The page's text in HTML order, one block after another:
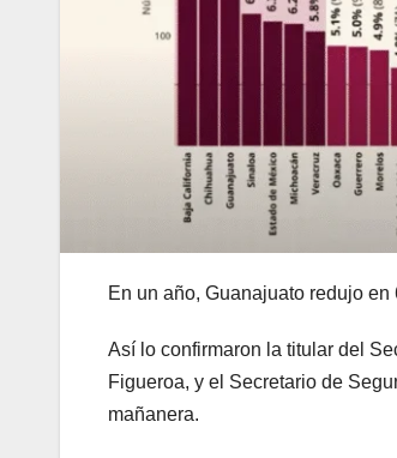
En un año, Guanajuato redujo
Así lo confirmaron la titular del
Figueroa, y el Secretario de
mañanera.